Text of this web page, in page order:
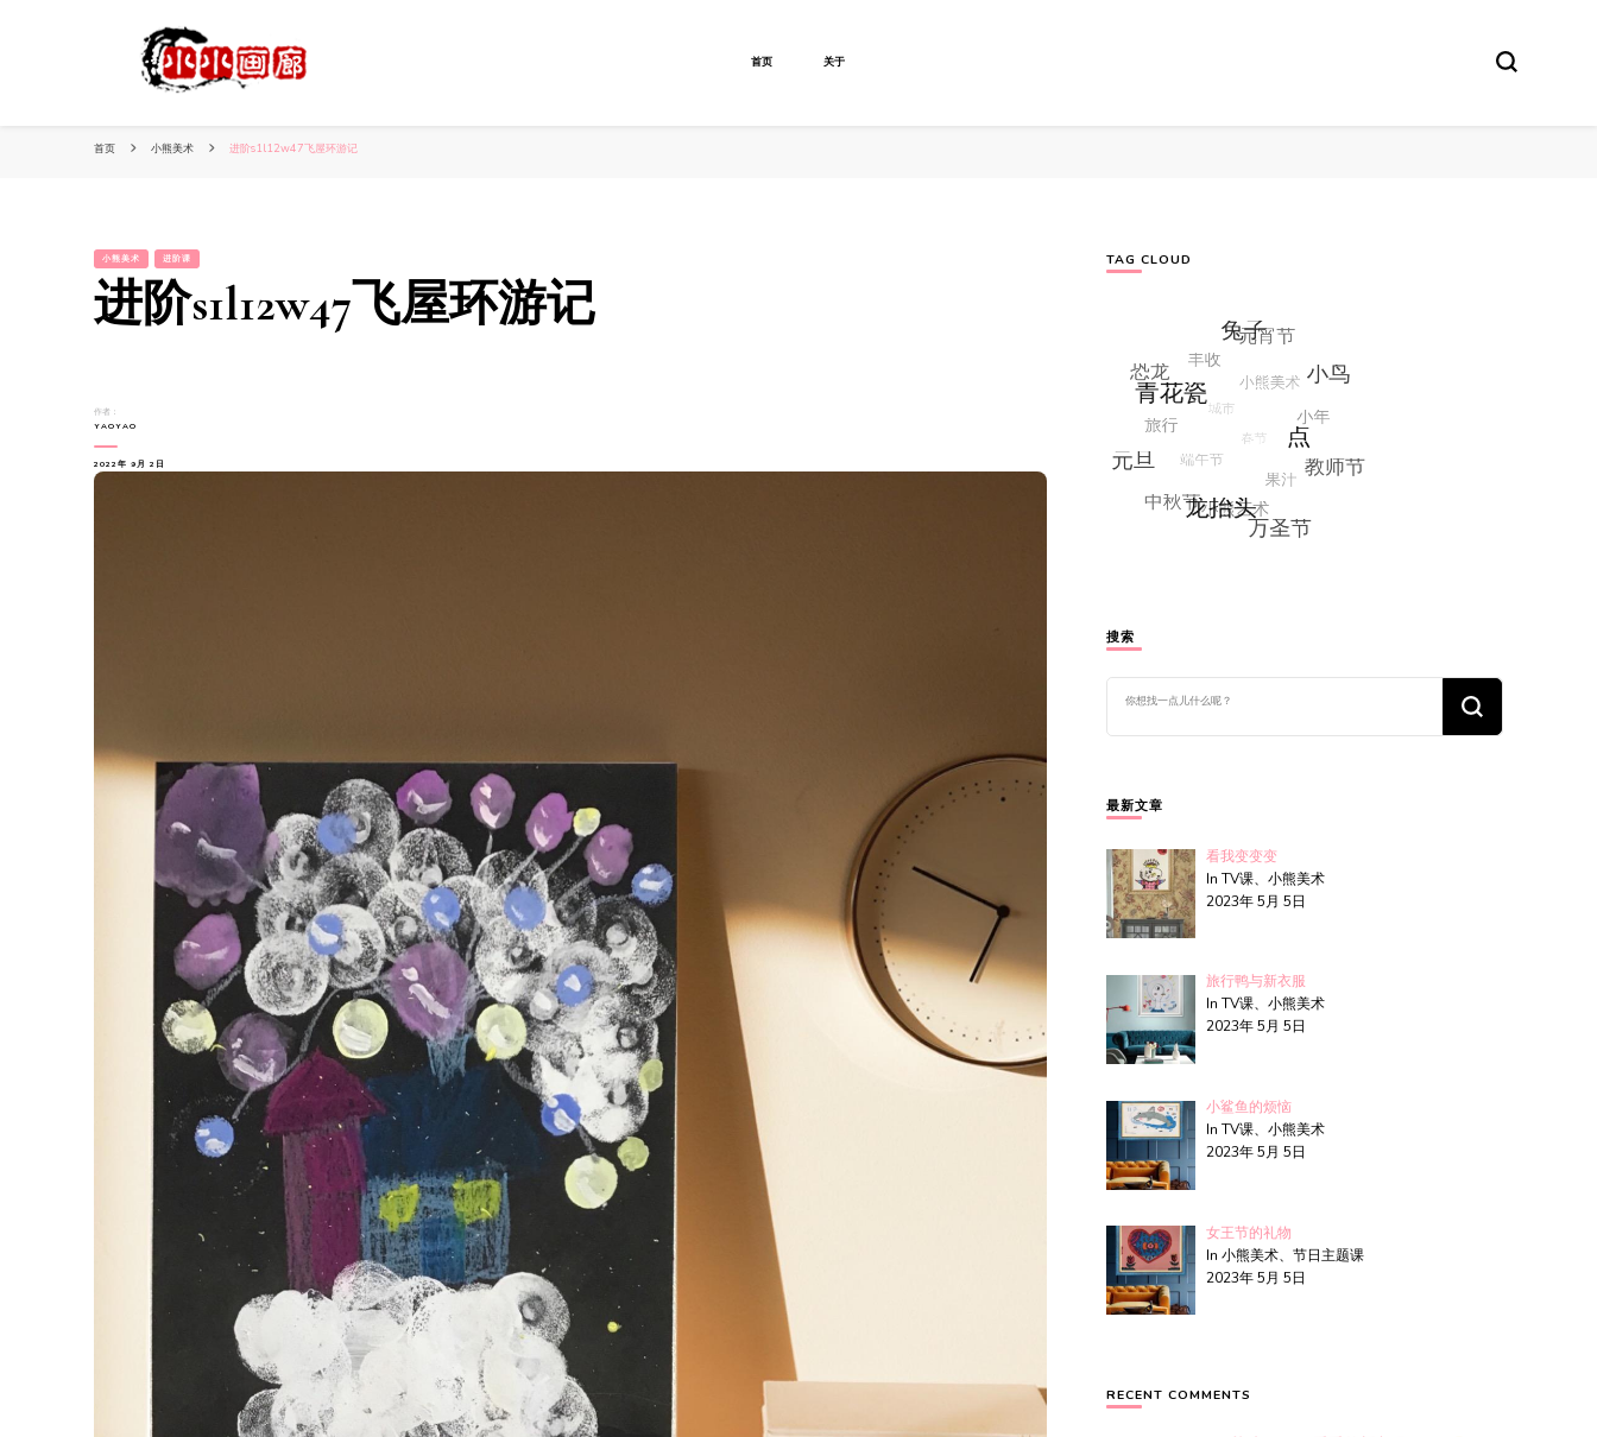
首页 关于
首页 小熊美术 进阶s1l12w47飞屋环游记
小熊美术 进阶课
进阶s1l12w47飞屋环游记
作者：
YAOYAO
2022年 9月 2日
TAG CLOUD
搜索
么
吗?
最新文章
看我变变变
In TV课、小熊美术
2023年 5月 5日
旅行鸭与新衣服
In TV课、小熊美术
2023年 5月 5日
小鲨鱼的烦恼
In TV课、小熊美术
2023年 5月 5日
女王节的礼物
In 小熊美术、节日主题课
2023年 5月 5日
RECENT COMMENTS